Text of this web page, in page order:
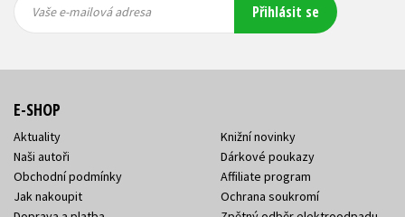
mailová
mailová
Vaše e-mailová adresa Přihlásit se
E-SHOP
Aktuality
Naši autoři
Obchodní podmínky
Jak nakoupit
Knižní novinky
Dárkové poukazy
Affiliate program
Ochrana soukromí